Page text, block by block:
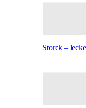
Storck –